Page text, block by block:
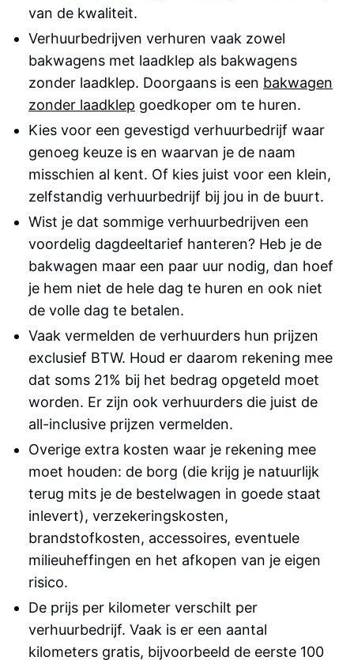
van de kwaliteit.
Verhuurbedrijven verhuren vaak zowel
bakwagens met laadklep als bakwagens
zonder laadklep. Doorgaans is een bakwagen
zonder laadklep goedkoper om te huren.
Kies voor een gevestigd verhuurbedrijf waar
genoeg keuze is en waarvan je de naam
misschien al kent. Of kies juist voor een klein,
zelfstandig verhuurbedrijf bij jou in de buurt.
Wist je dat sommige verhuurbedrijven een
voordelig dagdeeltarief hanteren? Heb je de
bakwagen maar een paar uur nodig, dan hoef
je hem niet de hele dag te huren en ook niet
de volle dag te betalen.
Vaak vermelden de verhuurders hun prijzen
exclusief BTW. Houd er daarom rekening mee
dat soms 21% bij het bedrag opgeteld moet
worden. Er zijn ook verhuurders die juist de
all-inclusive prijzen vermelden.
Overige extra kosten waar je rekening mee
moet houden: de borg (die krijg je natuurlijk
terug mits je de bestelwagen in goede staat
inlevert), verzekeringskosten,
brandstofkosten, accessoires, eventuele
milieuheffingen en het afkopen van je eigen
risico.
De prijs per kilometer verschilt per
verhuurbedrijf. Vaak is er een aantal
kilometers gratis, bijvoorbeeld de eerste 100